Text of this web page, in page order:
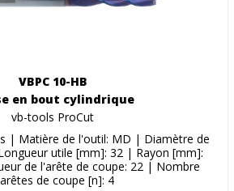
VBPC 10-HB
en bout cylindrique
vb-tools ProCut
| Matière de l'outil: MD | Diamètre de
utile [mm]: 32 | Rayon [mm]:
de l'arête de coupe: 22 | Nombre
de coupe [n]: 4